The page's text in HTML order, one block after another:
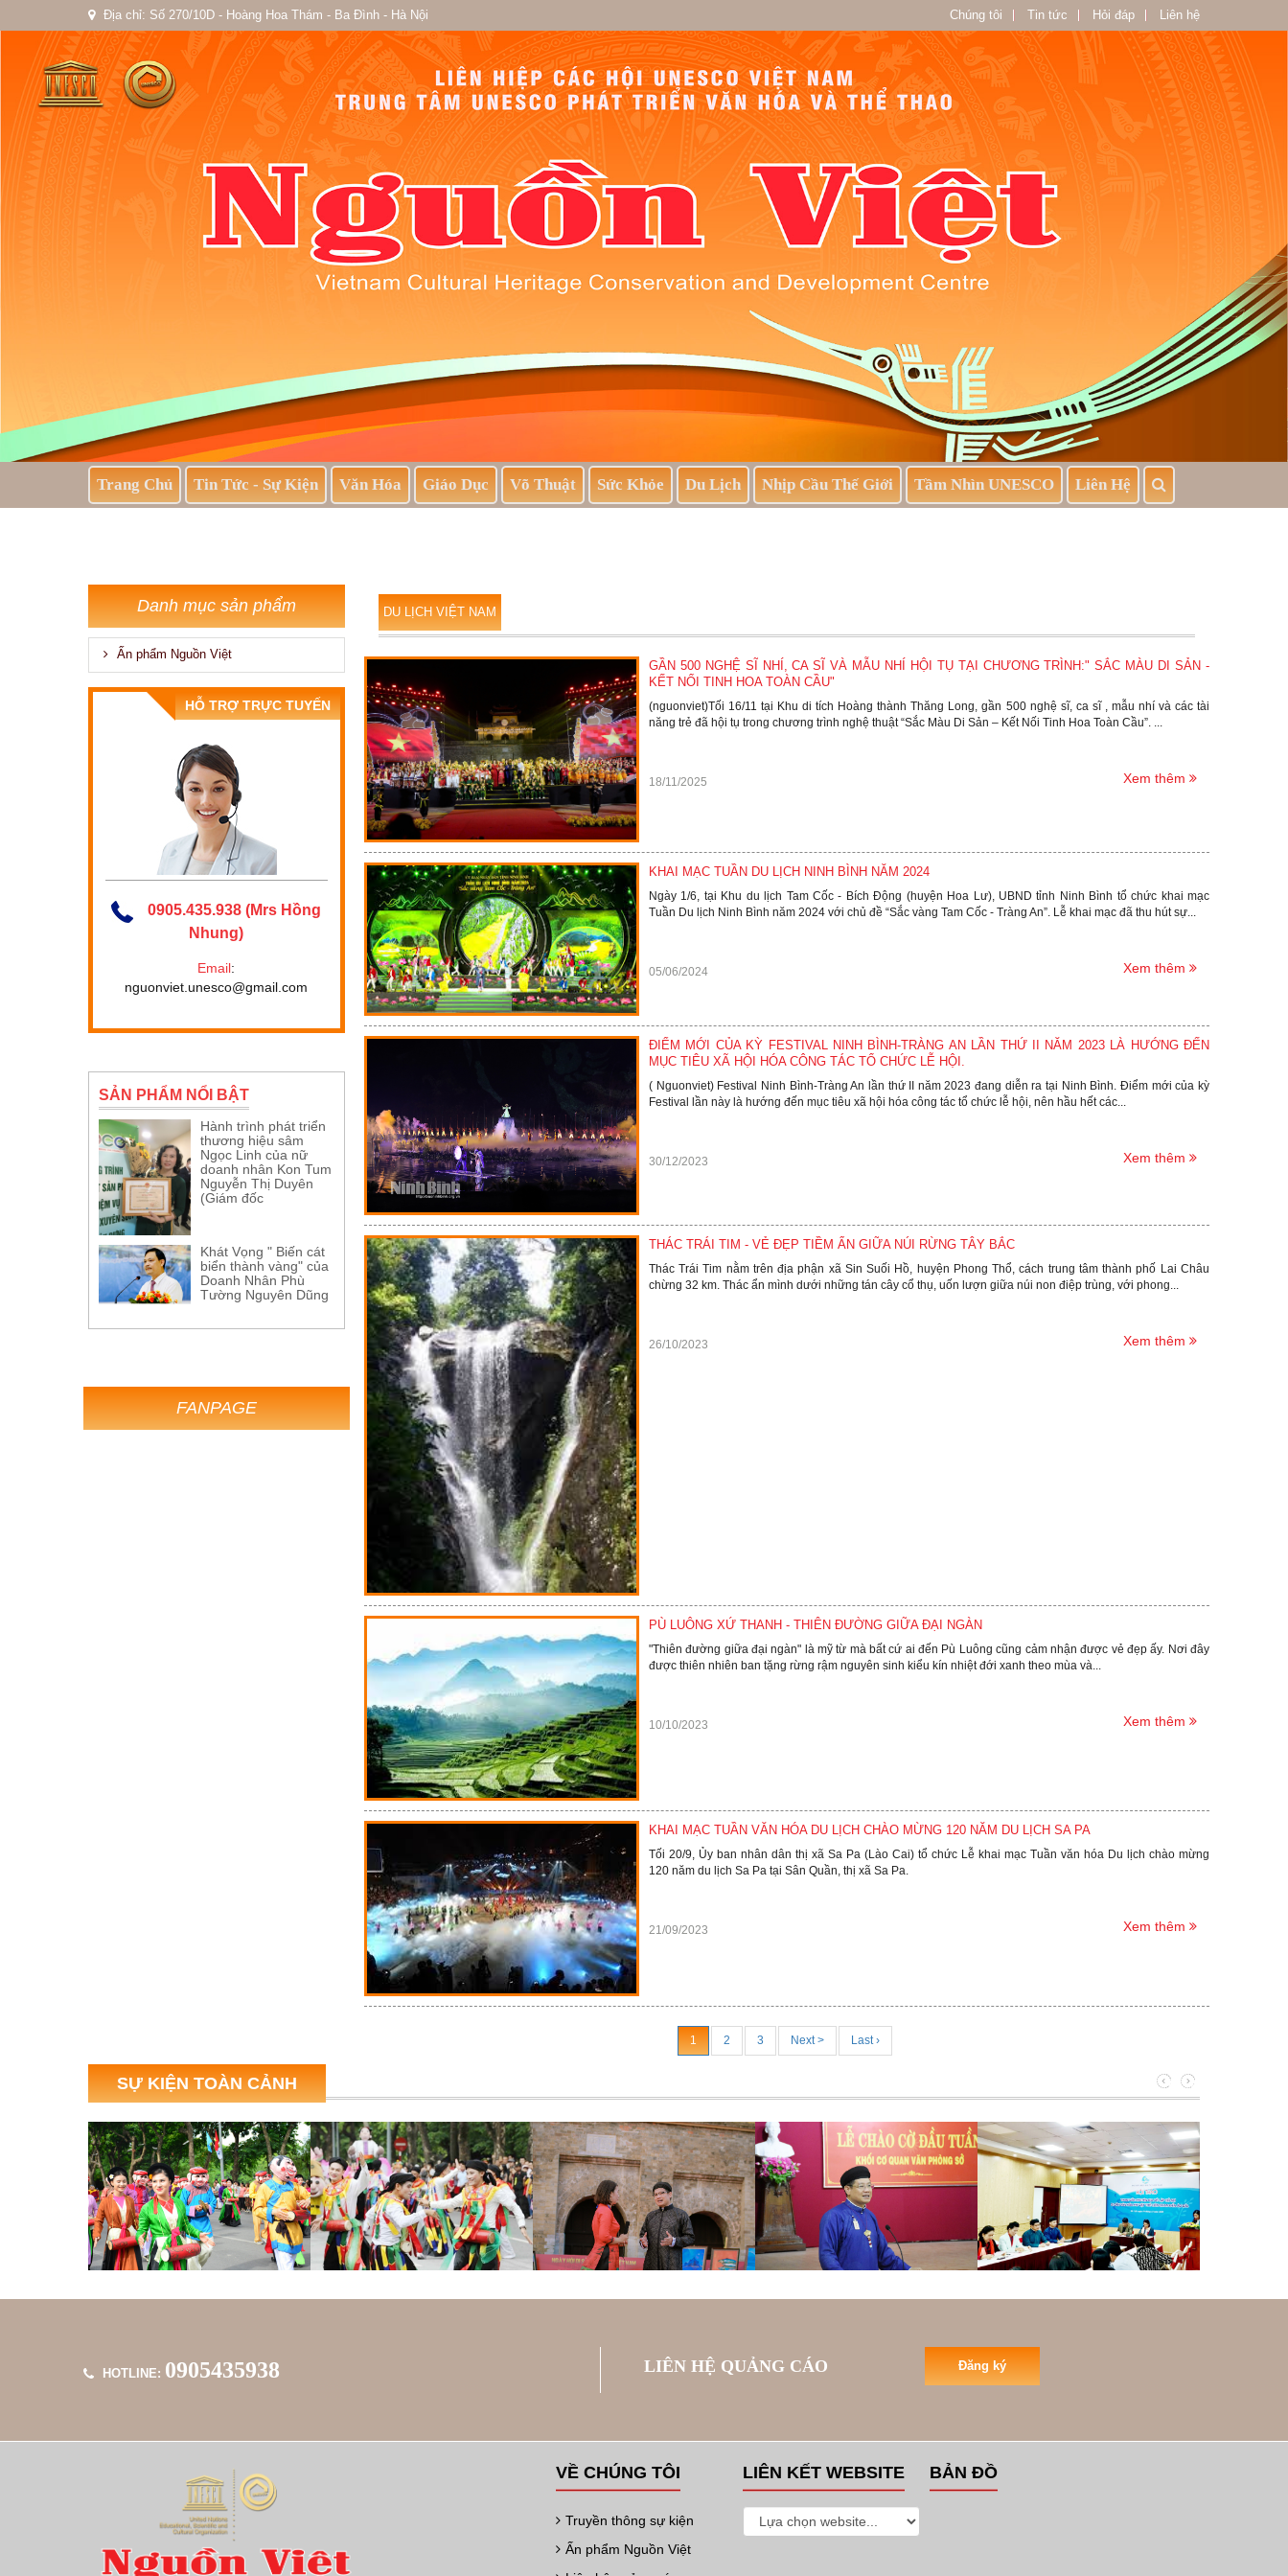
Địa chỉ: Số 270/10D - Hoàng Hoa Thám - Ba Đình - Hà Nội Chúng tôi Tin tức Hỏi đáp Liên hệ
Trang Chủ Tin Tức - Sự Kiện Văn Hóa Giáo Dục Võ Thuật Sức Khỏe Du Lịch Nhịp Cầu Thế Giới Tầm Nhìn UNESCO Liên Hệ
Danh mục sản phẩm
Ấn phẩm Nguồn Việt
HỖ TRỢ TRỰC TUYẾN
0905.435.938 (Mrs Hồng
Nhung)
Email:
nguonviet.unesco@gmail.com
SẢN PHẨM NỔI BẬT
Hành trình phát triển
thương hiệu sâm
Ngọc Linh của nữ
doanh nhân Kon Tum
Nguyễn Thị Duyên
(Giám đốc
Khát Vọng " Biến cát
biển thành vàng" của
Doanh Nhân Phù
Tường Nguyên Dũng
FANPAGE
DU LỊCH VIỆT NAM
GẦN 500 NGHỆ SĨ NHÍ, CA SĨ VÀ MẪU NHÍ HỘI TỤ TẠI CHƯƠNG TRÌNH:" SẮC MÀU DI SẢN -
KẾT NỐI TINH HOA TOÀN CẦU"
(nguonviet)Tối 16/11 tại Khu di tích Hoàng thành Thăng Long, gần 500 nghệ sĩ, ca sĩ , mẫu nhí và các tài
năng trẻ đã hội tụ trong chương trình nghệ thuật “Sắc Màu Di Sản – Kết Nối Tinh Hoa Toàn Cầu”. ...
18/11/2025 Xem thêm
KHAI MẠC TUẦN DU LỊCH NINH BÌNH NĂM 2024
Ngày 1/6, tại Khu du lịch Tam Cốc - Bích Động (huyện Hoa Lư), UBND tỉnh Ninh Bình tổ chức khai mạc
Tuần Du lịch Ninh Bình năm 2024 với chủ đề “Sắc vàng Tam Cốc - Tràng An”. Lễ khai mạc đã thu hút sự...
05/06/2024 Xem thêm
ĐIỂM MỚI CỦA KỲ FESTIVAL NINH BÌNH-TRÀNG AN LẦN THỨ II NĂM 2023 LÀ HƯỚNG ĐẾN
MỤC TIÊU XÃ HỘI HÓA CÔNG TÁC TỔ CHỨC LỄ HỘI.
( Nguonviet) Festival Ninh Bình-Tràng An lần thứ II năm 2023 đang diễn ra tại Ninh Bình. Điểm mới của kỳ
Festival lần này là hướng đến mục tiêu xã hội hóa công tác tổ chức lễ hội, nên hầu hết các...
30/12/2023 Xem thêm
THÁC TRÁI TIM - VẺ ĐẸP TIỀM ẨN GIỮA NÚI RỪNG TÂY BẮC
Thác Trái Tim nằm trên địa phận xã Sin Suối Hồ, huyện Phong Thổ, cách trung tâm thành phố Lai Châu
chừng 32 km. Thác ẩn mình dưới những tán cây cổ thụ, uốn lượn giữa núi non điệp trùng, với phong...
26/10/2023 Xem thêm
PÙ LUÔNG XỨ THANH - THIÊN ĐƯỜNG GIỮA ĐẠI NGÀN
"Thiên đường giữa đại ngàn" là mỹ từ mà bất cứ ai đến Pù Luông cũng cảm nhận được vẻ đẹp ấy. Nơi đây
được thiên nhiên ban tặng rừng rậm nguyên sinh kiểu kín nhiệt đới xanh theo mùa và...
10/10/2023 Xem thêm
KHAI MẠC TUẦN VĂN HÓA DU LỊCH CHÀO MỪNG 120 NĂM DU LỊCH SA PA
Tối 20/9, Ủy ban nhân dân thị xã Sa Pa (Lào Cai) tổ chức Lễ khai mạc Tuần văn hóa Du lịch chào mừng
120 năm du lịch Sa Pa tại Sân Quần, thị xã Sa Pa.
21/09/2023 Xem thêm
1 2 3 Next > Last ›
SỰ KIỆN TOÀN CẢNH
HOTLINE: 0905435938 LIÊN HỆ QUẢNG CÁO Đăng ký
VỀ CHÚNG TÔI
Truyền thông sự kiện
Ấn phẩm Nguồn Việt
LIÊN KẾT WEBSITE BẢN ĐỒ